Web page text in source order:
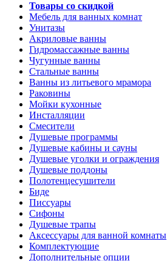
Товары со скидкой
Мебель для ванных комнат
Унитазы
Акриловые ванны
Гидромассажные ванны
Чугунные ванны
Стальные ванны
Ванны из литьевого мрамора
Раковины
Мойки кухонные
Инсталляции
Смесители
Душевые программы
Душевые кабины и сауны
Душевые уголки и ограждения
Душевые поддоны
Полотенцесушители
Биде
Писсуары
Сифоны
Душевые трапы
Аксессуары для ванной комнаты
Комплектующие
Дополнительные опции